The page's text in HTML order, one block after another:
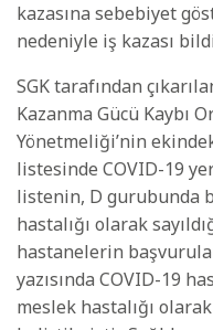
kazasına sebebiyet
nedeniyle iş kazası
SGK tarafından
Kazanma Gücü Kaybı
Yönetmeliği’nin
listesinde COVID-19
listenin, D gurubunda
hastalığı olarak
hastanelerin
yazısında COVID-19
meslek hastalığı